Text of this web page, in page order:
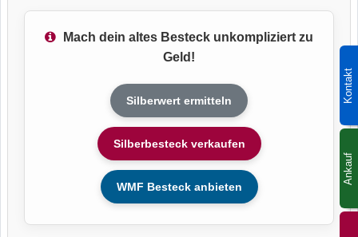
Kontakt
Ankauf
Mach dein altes Besteck unkompliziert zu
Geld!
Silberwert ermitteln
Silberbesteck verkaufen
WMF Besteck anbieten